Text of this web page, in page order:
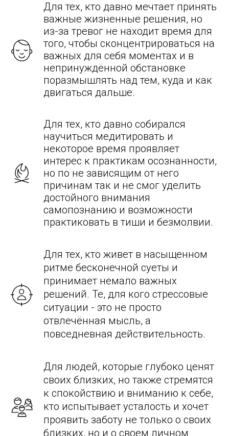
Для тех, кто давно мечтает принять
важные жизненные решения, но
из-за тревог не находит время для
того, чтобы сконцентрироваться на
важных для себя моментах и в
непринуждённой обстановке
поразмышлять над тем, куда и как
двигаться дальше.
Для тех, кто давно собирался
научиться медитировать и
некоторое время проявляет
интерес к практикам осознанности,
но по не зависящим от него
причинам так и не смог уделить
достойного внимания
самопознанию и возможности
практиковать в тиши и безмолвии.
Для тех, кто живет в насыщенном
ритме бесконечной суеты и
принимает немало важных
решений. Те, для кого стрессовые
ситуации - это не просто
отвлечённая мысль, а
повседневная действительность.
Для людей, которые глубоко ценят
своих близких, но также стремятся
к спокойствию и вниманию к себе,
кто испытывает усталость и хочет
проявить заботу не только о своих
близких, но и о своем личном